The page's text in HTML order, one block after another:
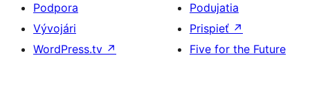
Podpora
Vývojári
WordPress.tv ↗
Podujatia
Prispieť ↗
Five for the Future